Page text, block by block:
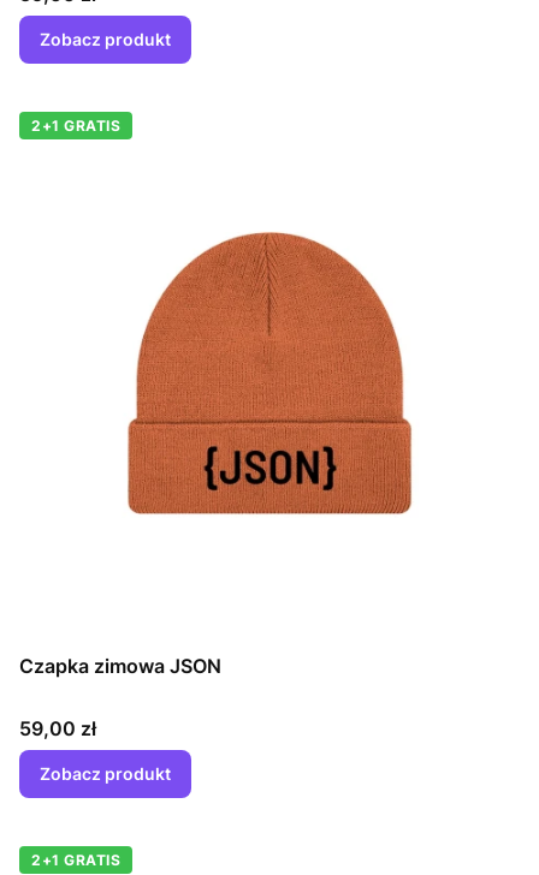
Zobacz produkt
2+1 GRATIS
Czapka zimowa JSON
Cena
59,00 zł
Zobacz produkt
2+1 GRATIS